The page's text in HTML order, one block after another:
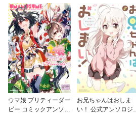
ウマ娘 プリティーダー
ビー コミックアンソロ
お兄ちゃんはおしま
い！ 公式アンソロジー